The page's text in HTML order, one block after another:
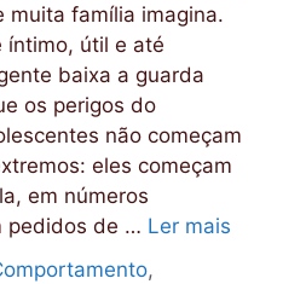
muita família imagina.
íntimo, útil e até
baixa a guarda
os perigos do
não começam
eles começam
em números
pedidos de … Ler mais
,